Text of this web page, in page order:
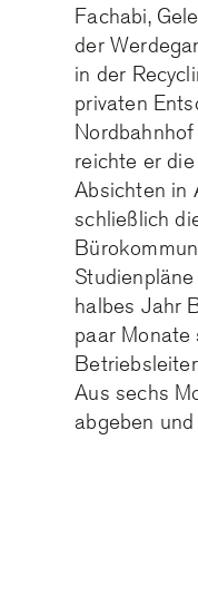
Fachabi,
der
in der
privaten
reichte er
Absichten in
schließlich
halbes Jahr
paar
Aus sechs
abgeben